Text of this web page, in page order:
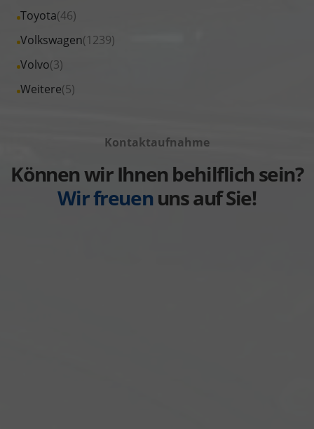
anzeigen
Skoda
anzeigen
Fahrzeuge
Suzuki
anzeigen
Toyota(46)
Alle
Fahrzeuge
Toyota
anzeigen
Volkswagen(1239)
Alle
Fahrzeuge
Volkswagen
Volvo(3)
Alle
Fahrzeuge
Weitere(5)
Alle
anzeigen
Kontaktaufnahme
Können wir Ihnen behilflich sein?
Wir freuen uns auf Sie!